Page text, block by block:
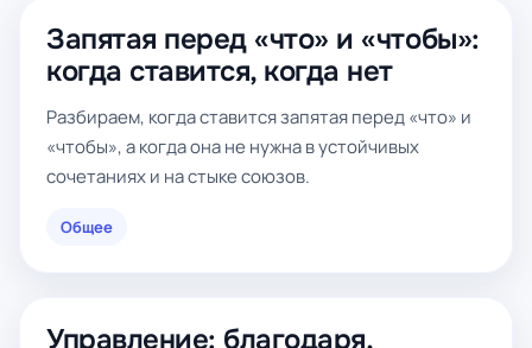
Запятая перед «что» и «чтобы»:
когда ставится, когда нет
Разбираем, когда ставится запятая перед «что» и
«чтобы», а когда она не нужна в устойчивых
сочетаниях и на стыке союзов.
Общее
Управление: благодаря,